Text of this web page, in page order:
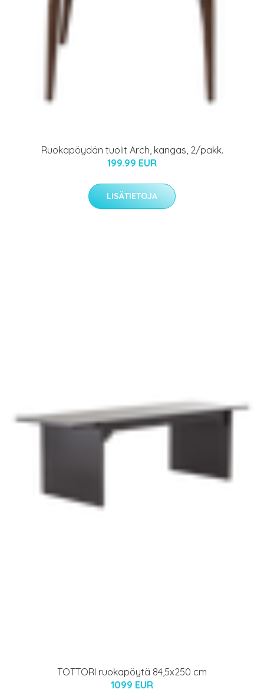
Ruokapöydän tuolit Arch, kangas, 2/pakk.
199.99 EUR
LISÄTIETOJA
TOTTORI ruokapöytä 84,5x250 cm
1099 EUR